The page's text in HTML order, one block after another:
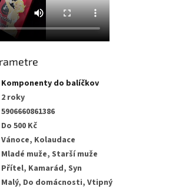
Komponenty do balíčkov
2 roky
5906660861386
Do 500 Kč
Vánoce, Kolaudace
Mladé muže, Starší muže
Přítel, Kamarád, Syn
Malý, Do domácnosti, Vtipný